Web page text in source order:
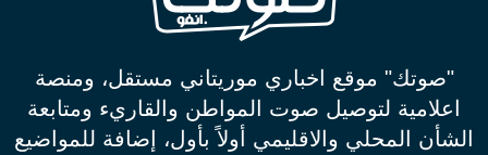
"صوتك" موقع اخباري موريتاني مستقل، ومنصة
اعلامية لتوصيل صوت المواطن والقاريء ومتابعة
الشأن المحلي والاقليمي أولاً بأول، إضافة للمواضيع